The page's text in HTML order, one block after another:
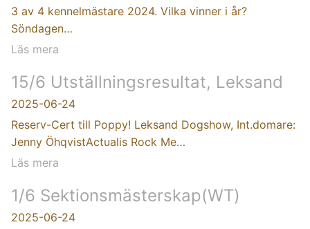
3 av 4 kennelmästare 2024. Vilka vinner i år?
Söndagen…
Läs mera
15/6 Utställningsresultat, Leksand
2025-06-24
Reserv-Cert till Poppy! Leksand Dogshow, Int.domare:
Jenny ÖhqvistActualis Rock Me…
Läs mera
1/6 Sektionsmästerskap(WT)
2025-06-24